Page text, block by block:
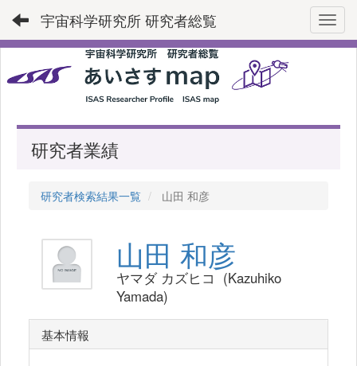
宇宙科学研究所 研究者総覧
研究者業績
研究者検索結果一覧 山田 和彦
山田 和彦
ヤマダ カズヒコ (Kazuhiko
Yamada)
基本情報